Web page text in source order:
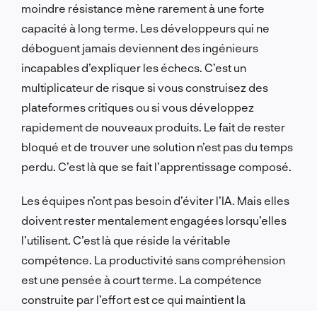
moindre résistance mène rarement à une forte
capacité à long terme. Les développeurs qui ne
déboguent jamais deviennent des ingénieurs
incapables d’expliquer les échecs. C’est un
multiplicateur de risque si vous construisez des
plateformes critiques ou si vous développez
rapidement de nouveaux produits. Le fait de rester
bloqué et de trouver une solution n’est pas du temps
perdu. C’est là que se fait l’apprentissage composé.
Les équipes n’ont pas besoin d’éviter l’IA. Mais elles
doivent rester mentalement engagées lorsqu’elles
l’utilisent. C’est là que réside la véritable
compétence. La productivité sans compréhension
est une pensée à court terme. La compétence
construite par l’effort est ce qui maintient la